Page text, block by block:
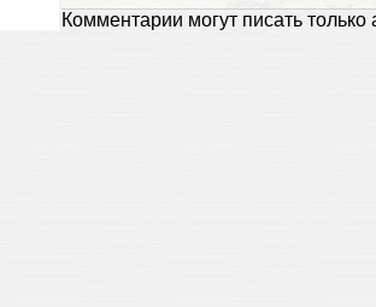
Комментарии могут писать